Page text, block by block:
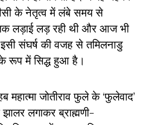
के नेतृत्व में लंबे समय से
लड़ाई लड़ रही थी और आज भी
संघर्ष की वजह से तमिलनाडु
के रूप में सिद्ध हुआ है।
महात्मा जोतीराव फुले के ‘फुलेवाद’
झालर लगाकर ब्राह्मणी-